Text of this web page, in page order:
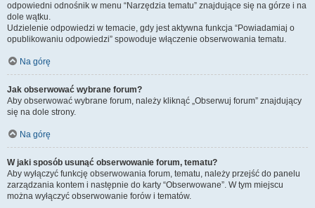
odpowiedni odnośnik w menu “Narzędzia tematu” znajdujące się na górze i na
dole wątku.
Udzielenie odpowiedzi w temacie, gdy jest aktywna funkcja “Powiadamiaj o
opublikowaniu odpowiedzi” spowoduje włączenie obserwowania tematu.
Na górę
Jak obserwować wybrane forum?
Aby obserwować wybrane forum, należy kliknąć „Obserwuj forum” znajdujący
się na dole strony.
Na górę
W jaki sposób usunąć obserwowanie forum, tematu?
Aby wyłączyć funkcję obserwowania forum, tematu, należy przejść do panelu
zarządzania kontem i następnie do karty “Obserwowane”. W tym miejscu
można wyłączyć obserwowanie forów i tematów.